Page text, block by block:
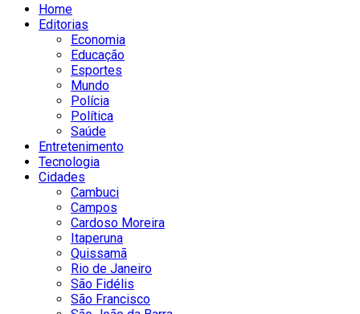
Home
Editorias
Economia
Educação
Esportes
Mundo
Polícia
Política
Saúde
Entretenimento
Tecnologia
Cidades
Cambuci
Campos
Cardoso Moreira
Itaperuna
Quissamã
Rio de Janeiro
São Fidélis
São Francisco